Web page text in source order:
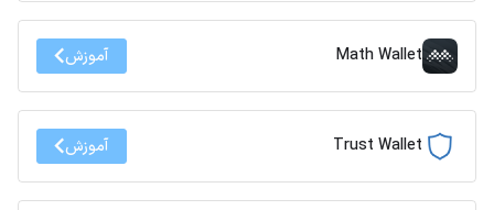
Math Wallet آموزش
Trust Wallet آموزش